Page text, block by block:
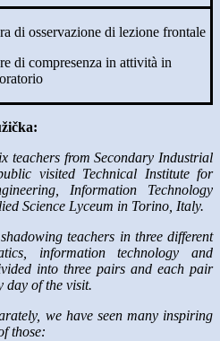
di osservazione di lezione frontale
di compresenza in attività in
teachers from Secondary Industrial
visited Technical Institute for
Information Technology
Science Lyceum in Torino, Italy.
teachers in three different
information technology and
into three pairs and each pair
day of the visit.
we have seen many inspiring
those: